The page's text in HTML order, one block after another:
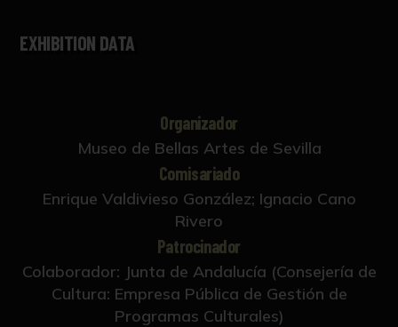
EXHIBITION DATA
Organizador
Museo de Bellas Artes de Sevilla
Comisariado
Enrique Valdivieso González; Ignacio Cano
Rivero
Patrocinador
Colaborador: Junta de Andalucía (Consejería de
Cultura: Empresa Pública de Gestión de
Programas Culturales)